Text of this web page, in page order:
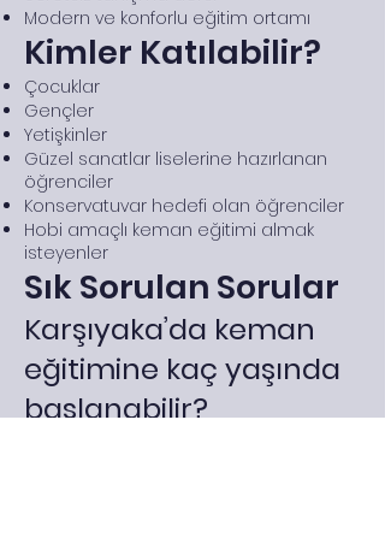
Modern ve konforlu eğitim ortamı
Kimler Katılabilir?
Çocuklar
Gençler
Yetişkinler
Güzel sanatlar liselerine hazırlanan
öğrenciler
Konservatuvar hedefi olan öğrenciler
Hobi amaçlı keman eğitimi almak
isteyenler
Sık Sorulan Sorular
Karşıyaka’da keman
eğitimine kaç yaşında
başlanabilir?